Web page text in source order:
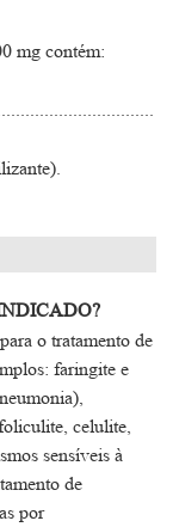
mg contém:
o tratamento de
faringite e
celulite,
sensíveis à
de
por